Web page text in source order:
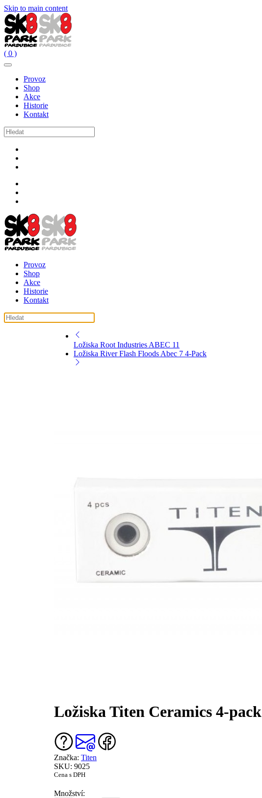
Skip to main content
( 0 )
Provoz
Shop
Akce
Historie
Kontakt
Provoz
Shop
Akce
Historie
Kontakt
Ložiska Root Industries ABEC 11
Ložiska River Flash Floods Abec 7 4-Pack
Ložiska Titen Ceramics 4-pack
Značka: Titen
SKU: 9025
Cena s DPH
Množství: